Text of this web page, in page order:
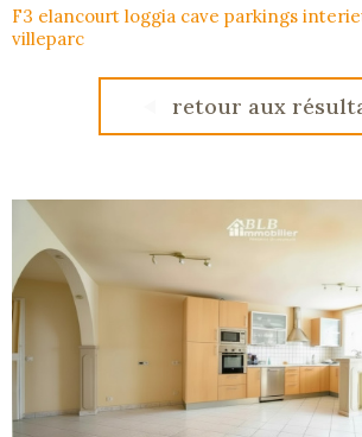
F3 elancourt loggia cave parkings
villeparc
retour aux